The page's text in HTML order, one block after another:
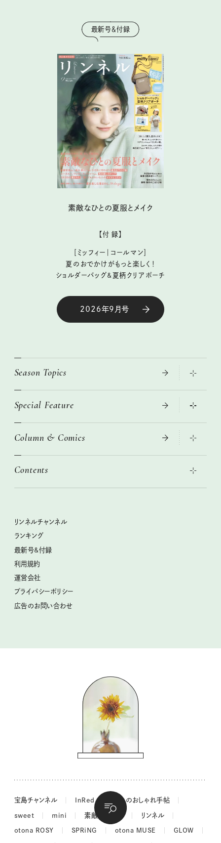
最新号＆付録
素敵なひとの夏服とメイク
【付 録】
［ミッフィー｜コールマン］
夏のおでかけがもっと楽しく！
ショルダーバッグ&夏柄クリアポーチ
2026年9月号
Season Topics
大人のリュック探し 2026SS
この春ほしい大人のスニーカー 2026春夏
本当に使える「旅道具」
母の日に贈りたい、お花モチーフのアイテム
Special Feature
2026年春夏 トレンドファッションニュース
女子旅おすすめスポット 暮らすように心地いいリンネル旅ガイ
リンネル 暮らしの道具大賞
ナチュラルメイクレッスン
喜ばれる贈り物手帖
Column & Comics
ぐれいさん
空想喫茶トラノコクさんのあの店この店、喫茶訪問日記
圷みほさんのゆるっと週末キャンプ通信
豆柴・まもるくんの旅日記
柳沢小実さんのお散歩するようなゆるり旅
valoさんのかわいいもの探し
コウケンテツのヒトワザ巡り
ノーラのフィンランド旅気分
吉田羊さんの着物と12のアソビゴコロ
長谷川あかりさんの今週もお疲れ様つまみ
Contents
リンネル暮らし部
リンネルチャンネル
おぱんつ君のわくわく楽しい一週間占い
毎日が心地よくなるリンネルタロット
リンネルチャンネル
ランキング
最新号&付録
利用規約
運営会社
プライバシーポリシー
広告のお問い合わせ
宝島チャンネル InRed 大人のおしゃれ手帖
sweet mini 素敵なあの人 リンネル
otona ROSY SPRiNG otona MUSE GLOW